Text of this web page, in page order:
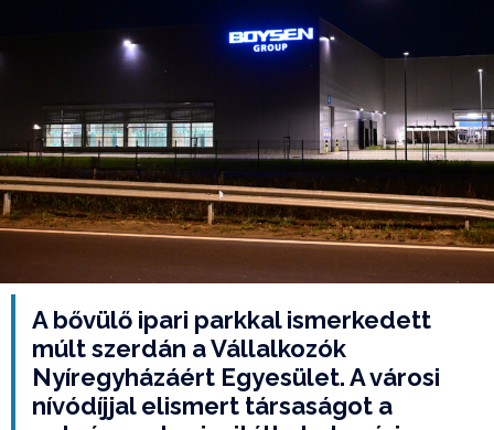
A bővülő ipari parkkal ismerkedett
múlt szerdán a Vállalkozók
Nyíregyházáért Egyesület. A városi
nívódíjjal elismert társaságot a